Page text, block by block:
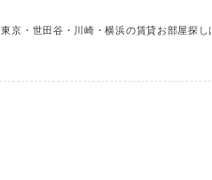
東京・世田谷・川崎・横浜の賃貸お部屋探し